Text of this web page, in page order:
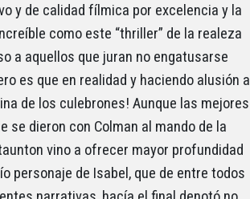
y de calidad fílmica por excelencia y la
como este “thriller” de la realeza
a aquellos que juran no engatusarse
es que en realidad y haciendo alusión a
de los culebrones! Aunque las mejores
se dieron con Colman al mando de la
vino a ofrecer mayor profundidad
personaje de Isabel, que de entre todos